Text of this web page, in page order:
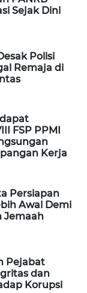
Sejak Dini
Polisi
Remaja di
FSP PPMI
Kerja
Persiapan
Awal Demi
Jemaah
Pejabat
dan
Korupsi